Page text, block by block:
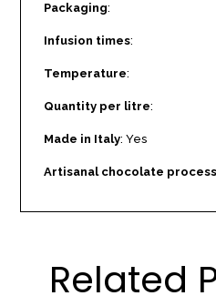
Packaging:
Infusion times:
Temperature:
Quantity per litre:
Made in Italy: Yes
Artisanal chocolate
Related